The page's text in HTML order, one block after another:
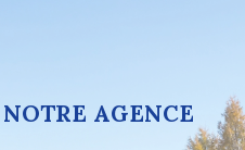
NOTRE AGENCE